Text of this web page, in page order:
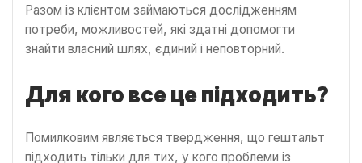
Разом із клієнтом займаються дослідженням
потреби, можливостей, які здатні допомогти
знайти власний шлях, єдиний і неповторний.
Для кого все це підходить?
Помилковим являється твердження, що гештальт
підходить тільки для тих, у кого проблеми із